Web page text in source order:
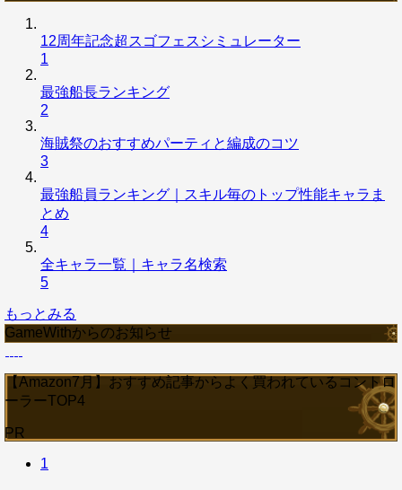
12周年記念超スゴフェスシミュレーター
1
最強船長ランキング
2
海賊祭のおすすめパーティと編成のコツ
3
最強船員ランキング｜スキル毎のトップ性能キャラま
とめ
4
全キャラ一覧｜キャラ名検索
5
もっとみる
GameWithからのお知らせ
【Amazon7月】おすすめ記事からよく買われているコントロ
ーラーTOP4
PR
1